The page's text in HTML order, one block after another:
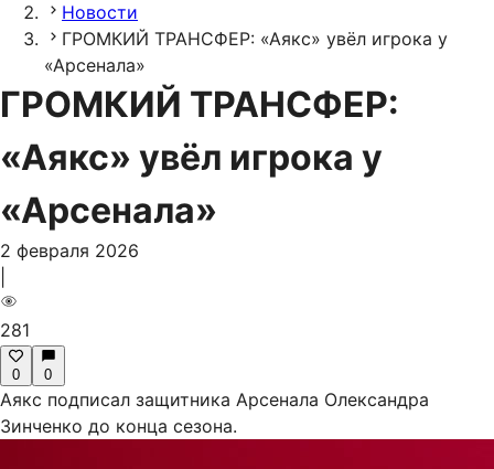
Новости
ГРОМКИЙ ТРАНСФЕР: «Аякс» увёл игрока у
«Арсенала»
ГРОМКИЙ ТРАНСФЕР:
«Аякс» увёл игрока у
«Арсенала»
2 февраля 2026
281
0 0
Аякс подписал защитника Арсенала Олександра
Зинченко до конца сезона.